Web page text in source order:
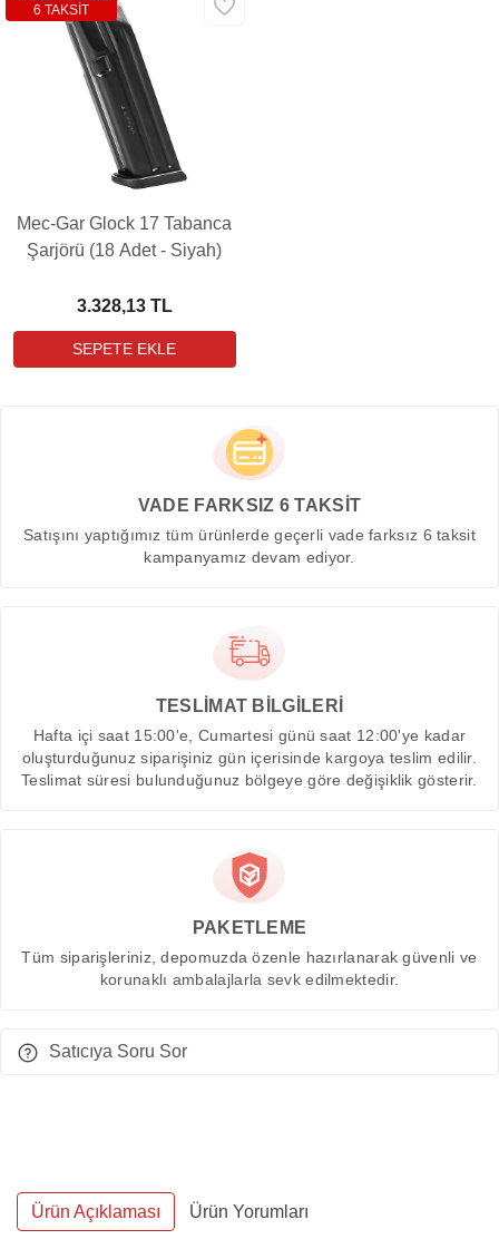
Mec-Gar Glock 17 Tabanca
Şarjörü (18 Adet - Siyah)
3.328,13 TL
6 TAKSİT
VADE FARKSIZ 6 TAKSİT
Satışını yaptığımız tüm ürünlerde geçerli vade farksız 6 taksit
kampanyamız devam ediyor.
TESLİMAT BİLGİLERİ
Hafta içi saat 15:00'e, Cumartesi günü saat 12:00'ye kadar
oluşturduğunuz siparişiniz gün içerisinde kargoya teslim edilir.
Teslimat süresi bulunduğunuz bölgeye göre değişiklik gösterir.
PAKETLEME
Tüm siparişleriniz, depomuzda özenle hazırlanarak güvenli ve
korunaklı ambalajlarla sevk edilmektedir.
Satıcıya Soru Sor
Ürün Açıklaması Ürün Yorumları